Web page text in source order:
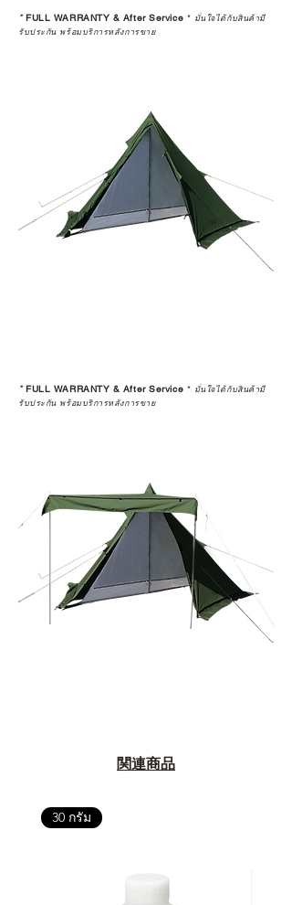
*FULL WARRANTY & After Service * มั่นใจได้กับสินค้ามี
รับประกัน พร้อมบริการหลังการขาย
*FULL WARRANTY & After Service * มั่นใจได้กับสินค้ามี
รับประกัน พร้อมบริการหลังการขาย
関連商品
30 กรัม